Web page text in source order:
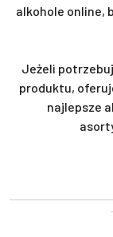
alkohole online,
Jeżeli
produktu,
najlepsze